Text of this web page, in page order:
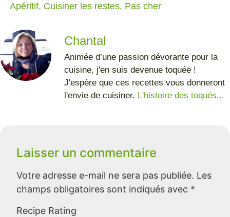
Apéritif, Cuisiner les restes, Pas cher
Chantal
Animée d’une passion dévorante pour la
cuisine, j'en suis devenue toquée !
J'espère que ces recettes vous donneront
l'envie de cuisiner. L'histoire des toqués...
Laisser un commentaire
Votre adresse e-mail ne sera pas publiée. Les
champs obligatoires sont indiqués avec *
Recipe Rating